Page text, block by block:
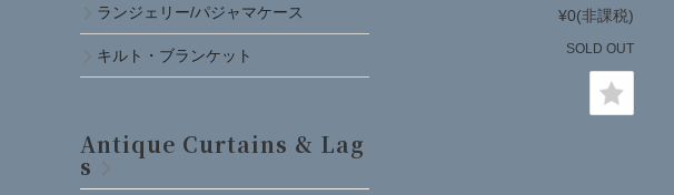
¥0(非課税)
SOLD OUT
ランジェリー/パジャマケース
キルト・ブランケット
Antique Curtains & Lag
s